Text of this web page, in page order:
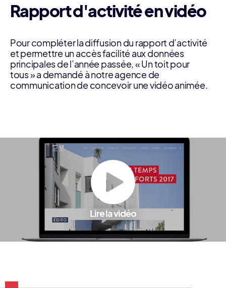
Rapport d'activité en vidéo
Pour compléter la diffusion du rapport d’activité
et permettre un accès facilité aux données
principales de l’année passée, « Un toit pour
tous » a demandé à notre agence de
communication de concevoir une vidéo animée.
Lire la vidéo